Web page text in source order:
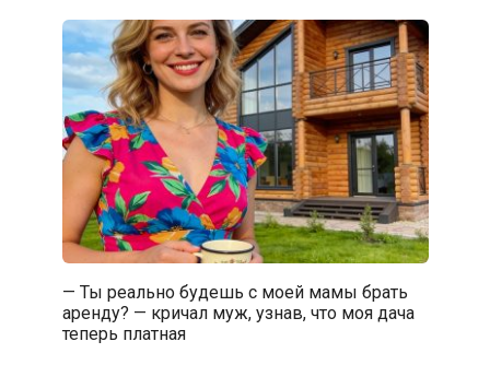
— Ты реально будешь с моей мамы брать
аренду? — кричал муж, узнав, что моя дача
теперь платная